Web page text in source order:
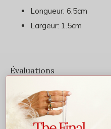
Longueur: 6.5cm
Largeur: 1.5cm
Évaluations
Vous pourriez aussi aimer...